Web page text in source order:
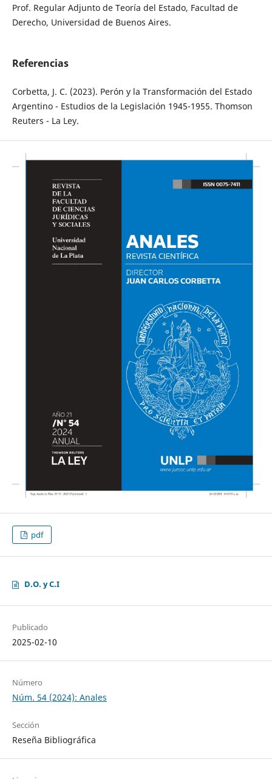
Prof. Regular Adjunto de Teoría del Estado, Facultad de
Derecho, Universidad de Buenos Aires.
Referencias
Corbetta, J. C. (2023). Perón y la Transformación del Estado
Argentino - Estudios de la Legislación 1945-1955. Thomson
Reuters - La Ley.
pdf
D.O. y C.I
Publicado
2025-02-10
Número
Núm. 54 (2024): Anales
Sección
Reseña Bibliográfica